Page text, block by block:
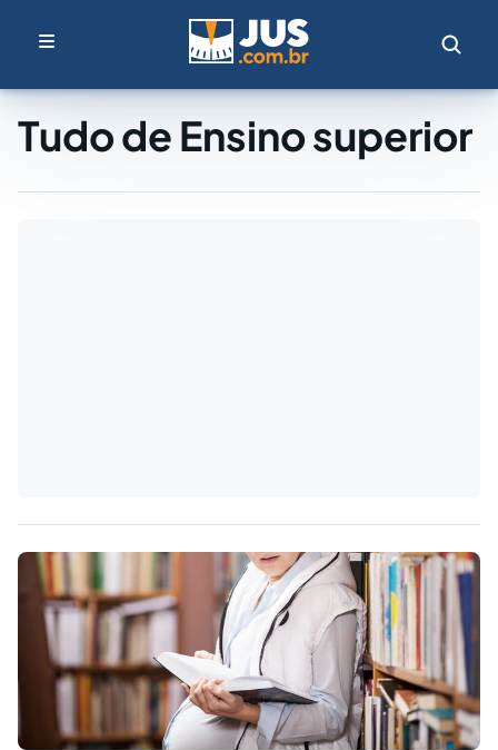
Tudo de Ensino superior